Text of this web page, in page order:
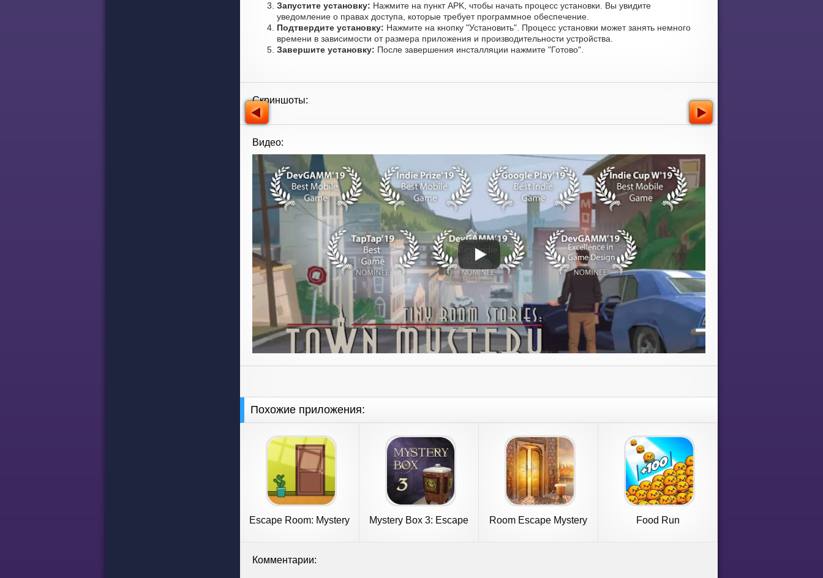
Запустите установку: Нажмите на пункт APK, чтобы начать процесс установки. Вы увидите
уведомление о правах доступа, которые требует программное обеспечение.
Подтвердите установку: Нажмите на кнопку "Установить". Процесс установки может занять немного
времени в зависимости от размера приложения и производительности устройства.
Завершите установку: После завершения инсталляции нажмите "Готово".
Скриншоты:
Видео:
Похожие приложения:
Escape Room: Mystery
Mystery Box 3: Escape
Room Escape Mystery
Food Run
Комментарии: